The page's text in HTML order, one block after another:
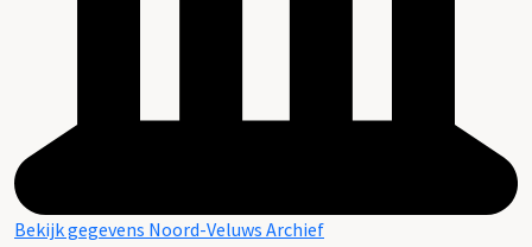
Bekijk gegevens Noord-Veluws Archief